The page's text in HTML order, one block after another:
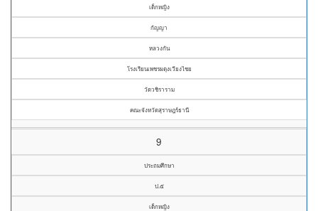
เด็กหญิง
กัญญา
หลวงกัน
โรงเรียนเพชรผดุงเวียงไชย
วัดวชิราราม
คณะจังหวัดสุราษฎร์ธานี
9
ประถมศึกษา
ป.๕
เด็กหญิง